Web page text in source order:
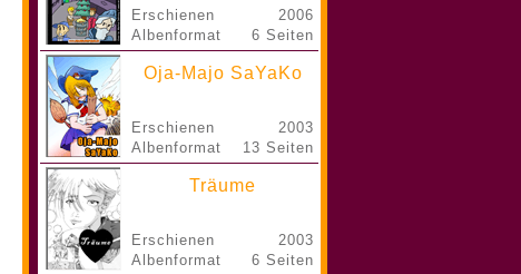
Erschienen
Albenformat
2006
6 Seiten
Oja-Majo SaYaKo
Erschienen
Albenformat
2003
13 Seiten
Träume
Erschienen
Albenformat
2003
6 Seiten